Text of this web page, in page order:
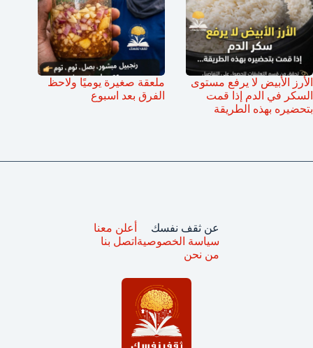
الأرز الأبيض لا يرفع مستوى
السكر في الدم إذا قمت
بتحضيره بهذه الطريقة
ملعقة صغيرة يوميًا ولاحظ
الفرق بعد اسبوع
عن ثقف نفسك
سياسة الخصوصية
من نحن
أعلن معنا
اتصل بنا